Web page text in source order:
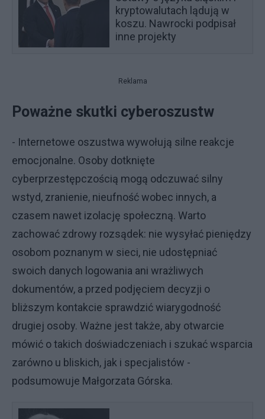
kryptowalutach lądują w
koszu. Nawrocki podpisał
inne projekty
Reklama
Poważne skutki cyberoszustw
- Internetowe oszustwa wywołują silne reakcje
emocjonalne. Osoby dotknięte
cyberprzestępczością mogą odczuwać silny
wstyd, zranienie, nieufność wobec innych, a
czasem nawet izolację społeczną. Warto
zachować zdrowy rozsądek: nie wysyłać pieniędzy
osobom poznanym w sieci, nie udostępniać
swoich danych logowania ani wrażliwych
dokumentów, a przed podjęciem decyzji o
bliższym kontakcie sprawdzić wiarygodność
drugiej osoby. Ważne jest także, aby otwarcie
mówić o takich doświadczeniach i szukać wsparcia
zarówno u bliskich, jak i specjalistów -
podsumowuje Małgorzata Górska.